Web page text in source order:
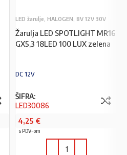
LED žarulje, HALOGEN, 8V 12V 30V
Žarulja LED SPOTLIGHT MR16
GX5,3 18LED 100 LUX zelena
DC 12V
ŠIFRA:
LED30086
4,25 €
s PDV-om